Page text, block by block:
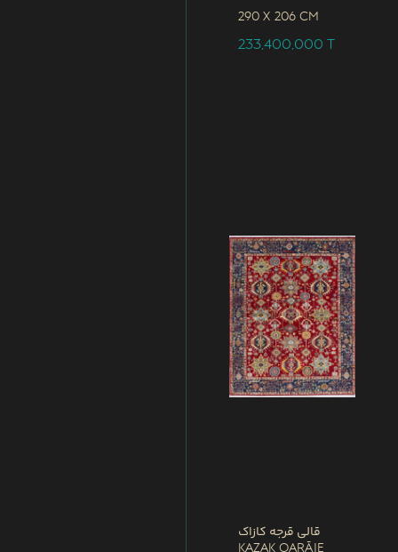
290 x 206 CM
233,400,000T
قالی قرجه کازاک
Kazak Qarāje